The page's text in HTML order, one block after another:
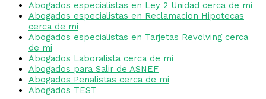
Abogados especialistas en Ley 2 Unidad cerca de mi
Abogados especialistas en Reclamacion Hipotecas
cerca de mi
Abogados especialistas en Tarjetas Revolving cerca
de mi
Abogados Laboralista cerca de mi
Abogados para Salir de ASNEF
Abogados Penalistas cerca de mi
Abogados TEST